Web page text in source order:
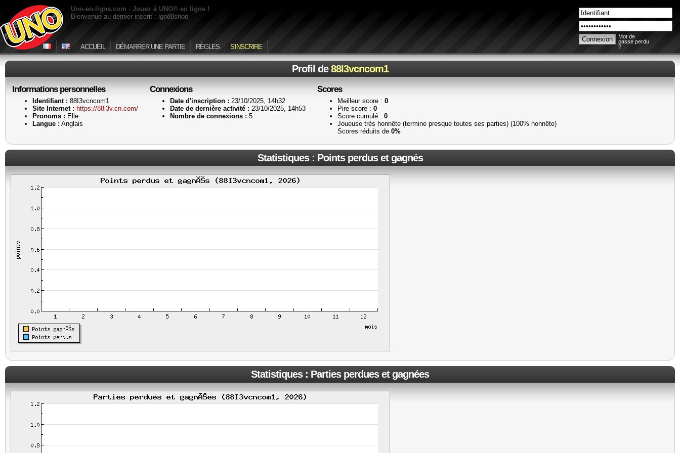
Uno-en-ligne.com - Jouez à UNO® en ligne !
Bienvenue au dernier inscrit : igo88shop
Mot de
passe perdu
?
ACCUEIL DÉMARRER UNE PARTIE RÈGLES S'INSCRIRE
Profil de88I3vcncom1
Informations personnelles
Identifiant : 88I3vcncom1
Site Internet : https://88i3v.cn.com/
Pronoms : Elle
Langue : Anglais
Connexions
Date d'inscription : 23/10/2025, 14h32
Date de dernière activité : 23/10/2025, 14h53
Nombre de connexions : 5
Scores
Meilleur score : 0
Pire score : 0
Score cumulé : 0
Joueuse très honnête (termine presque toutes ses parties) (100% honnête)
Scores réduits de 0%
Statistiques : Points perdus et gagnés
Statistiques : Parties perdues et gagnées